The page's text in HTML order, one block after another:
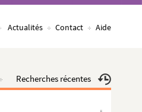
Actualités Contact Aide
Recherches récentes